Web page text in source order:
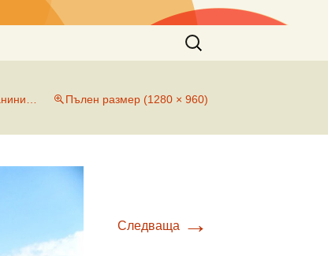
Търсене
за:
Пълен размер (1280 × 960)
Следваща →